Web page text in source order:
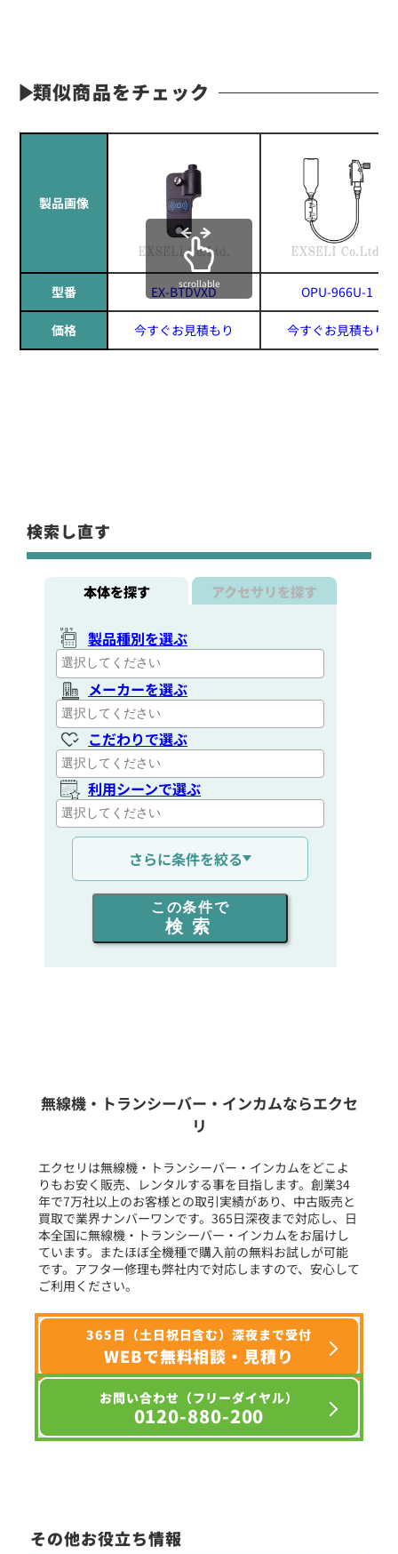
類似商品をチェック
製品画像
型番 EX-BTDVXD OPU-966U-1
価格 今すぐお見積もり 今すぐお見積もり
scrollable
検索し直す
本体を探す アクセサリを探す
製品種別を選ぶ
メーカーを選ぶ
こだわりで選ぶ
利用シーンで選ぶ
通信距離を選ぶ
出力を選ぶ
同時通話人数を選ぶ
フリーワード入力(製品名等)
選択条件をリセット
さらに条件を絞る
この条件で
検索
無線機・トランシーバー・インカムならエクセ
リ
エクセリは無線機・トランシーバー・インカムをどこよ
りもお安く販売、レンタルする事を目指します。創業34
年で7万社以上のお客様との取引実績があり、中古販売と
買取で業界ナンバーワンです。365日深夜まで対応し、日
本全国に無線機・トランシーバー・インカムをお届けし
ています。またほぼ全機種で購入前の無料お試しが可能
です。アフター修理も弊社内で対応しますので、安心して
ご利用ください。
365日（土日祝日含む）深夜まで受付
WEBで無料相談・見積り
お問い合わせ（フリーダイヤル）
0120-880-200
その他お役立ち情報